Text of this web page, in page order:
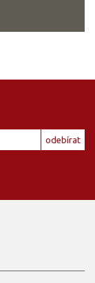
odebírat